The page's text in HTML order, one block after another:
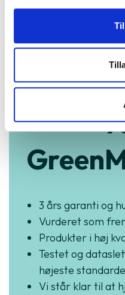
Køb
3 års garanti og
Vurderet som
Produkter i høj
Testet og
højeste
Vi står klar til at